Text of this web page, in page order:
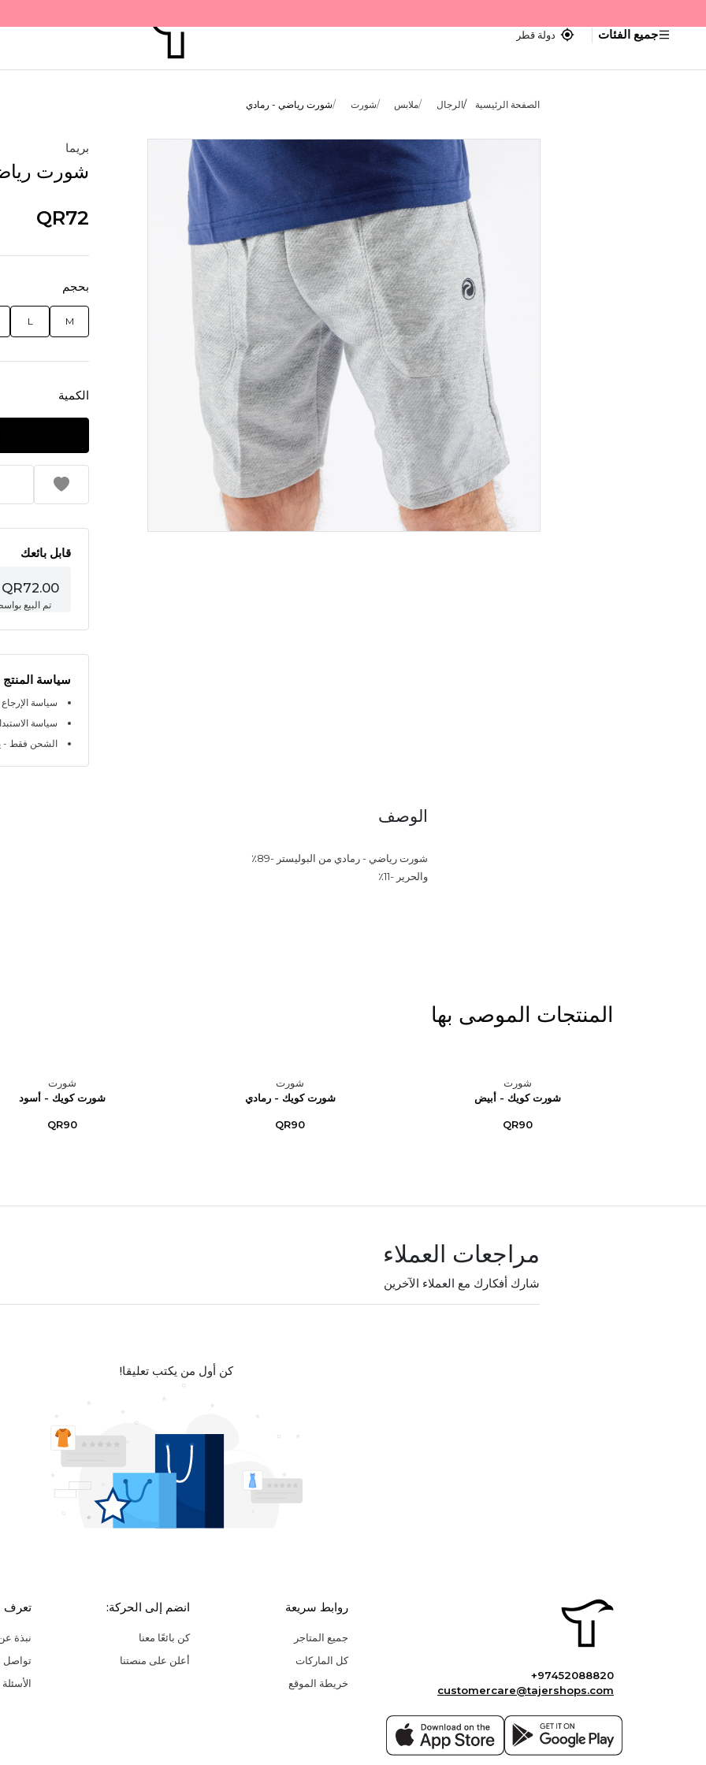
جميع الفئات دولة قطر
الصفحة الرئيسية الرجال ملابس شورت شورت رياضي - رمادي
بريما
شورت
QR72
بحجم
M
L
الكمية
قابل بائعك
QR72.00
تم البيع
سياسة المنتج
سياسة الإرجاع
سياسة الاستبدال
الشحن فقط -
الوصف
شورت رياضي - رمادي من البوليستر -89٪
والحرير -11٪
المنتجات الموصى بها
شورت
شورت كويك - أبيض
QR90
شورت
شورت كويك - رمادي
QR90
شورت
شورت كويك - أسود
QR90
مراجعات العملاء
شارك أفكارك مع العملاء الآخرين
كن أول من يكتب تعليقا!
+97452088820
customercare@tajershops.com
روابط سريعة
جميع المتاجر
كل الماركات
خريطة الموقع
انضم إلى الحركة:
كن بائعًا معنا
أعلن على منصتنا
تعرف
نبذة
تواصل